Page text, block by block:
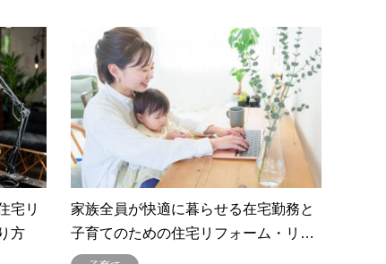
宅リ
方
家族全員が快適に暮らせる在宅勤務と
子育てのための住宅リフォーム・リ…